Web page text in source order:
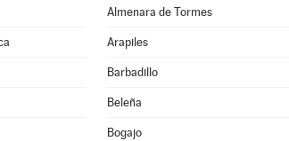
Almenara de Tormes
Arapiles
Barbadillo
Beleña
Bogajo